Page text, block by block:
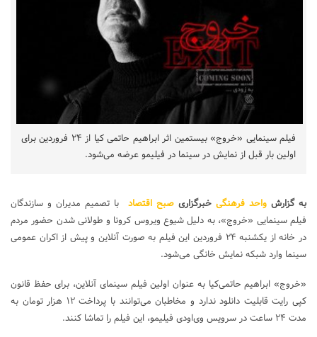
فیلم سینمایی «خروج» بیستمین اثر ابراهیم حاتمی کیا از ۲۴ فروردین برای
اولین بار قبل از نمایش در سینما در فیلیمو عرضه می‌شود.
به گزارشواحد فرهنگی خبرگزاریصبح اقتصاد با تصمیم مدیران و سازندگان
فیلم سینمایی «خروج»، به دلیل شیوع ویروس کرونا و طولانی شدن حضور مردم
در خانه از یکشنبه ۲۴ فروردین این فیلم به صورت آنلاین و پیش از اکران عمومی
سینما وارد شبکه نمایش خانگی می‌شود.
«خروج» ابراهیم حاتمی‌کیا به عنوان اولین فیلم سینمای آنلاین، برای حفظ قانون
کپی رایت قابلیت دانلود ندارد و مخاطبان می‌توانند با پرداخت ۱۲ هزار تومان به
مدت ۲۴ ساعت در سرویس وی‌اودی فیلیمو، این فیلم را تماشا کنند.